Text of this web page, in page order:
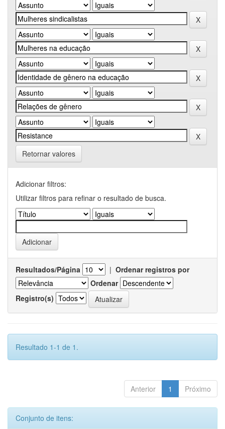
Retornar valores
Adicionar filtros:
Utilizar filtros para refinar o resultado de busca.
Resultados/Página | Ordenar registros por
Ordenar
Registro(s)
Resultado 1-1 de 1.
Anterior 1 Próximo
Conjunto de itens: